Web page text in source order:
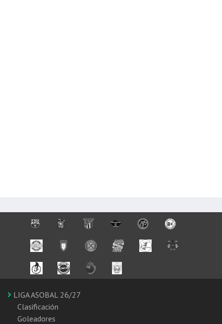
LIGA ASOBAL 26/27
Clasificación
Goleadores